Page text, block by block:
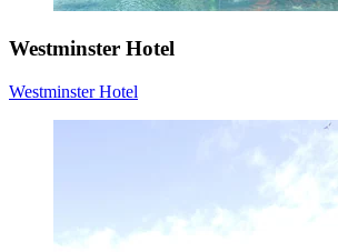
Westminster Hotel
Westminster Hotel